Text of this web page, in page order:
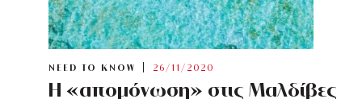
NEED TO KNOW 26/11/2020
Η «απομόνωση» στις Μαλδίβες